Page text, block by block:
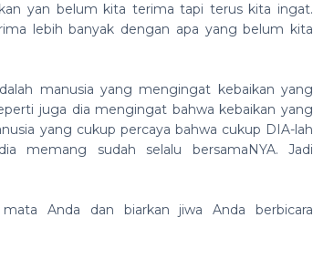
yan belum kita terima tapi terus kita ingat.
lebih banyak dengan apa yang belum kita
manusia yang mengingat kebaikan yang
juga dia mengingat bahwa kebaikan yang
yang cukup percaya bahwa cukup DIA-lah
memang sudah selalu bersamaNYA. Jadi
Anda dan biarkan jiwa Anda berbicara